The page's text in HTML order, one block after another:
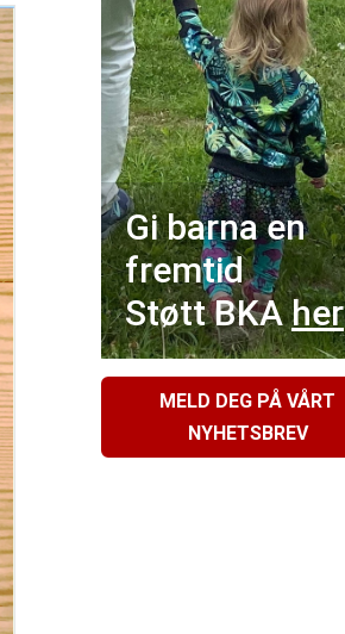
Gi barna en
fremtid
Støtt BKAher
MELD DEG PÅ VÅRT
NYHETSBREV